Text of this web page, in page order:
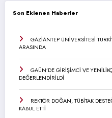
Son Eklenen Haberler
GAZİANTEP ÜNİVERSİTESİ
ARASINDA
GAÜN’DE GİRİŞİMCİ VE
DEĞERLENDİRİLDİ
REKTÖR DOĞAN, TÜBİTAK
KABUL ETTİ